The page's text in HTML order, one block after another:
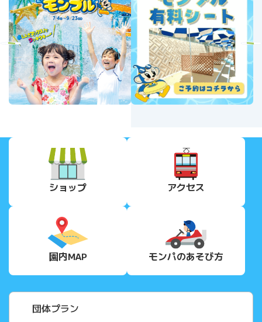
Next
ショップ アクセス
園内MAP モンパのあそび方
団体プラン